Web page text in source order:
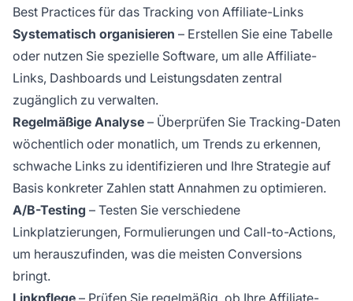
Best Practices für das Tracking von Affiliate-Links
Systematisch organisieren – Erstellen Sie eine Tabelle
oder nutzen Sie spezielle Software, um alle Affiliate-
Links, Dashboards und Leistungsdaten zentral
zugänglich zu verwalten.
Regelmäßige Analyse – Überprüfen Sie Tracking-Daten
wöchentlich oder monatlich, um Trends zu erkennen,
schwache Links zu identifizieren und Ihre Strategie auf
Basis konkreter Zahlen statt Annahmen zu optimieren.
A/B-Testing – Testen Sie verschiedene
Linkplatzierungen, Formulierungen und Call-to-Actions,
um herauszufinden, was die meisten Conversions
bringt.
Linkpflege – Prüfen Sie regelmäßig, ob Ihre Affiliate-